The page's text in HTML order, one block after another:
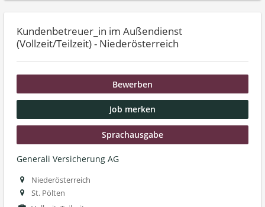
Kundenbetreuer_in im Außendienst
(Vollzeit/Teilzeit) - Niederösterreich
Bewerben
Job merken
Sprachausgabe
Generali Versicherung AG
Niederösterreich
St. Pölten